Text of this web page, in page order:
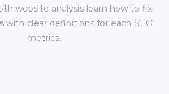
website analysis learn how to fix
with clear definitions for each SEO
metrics.